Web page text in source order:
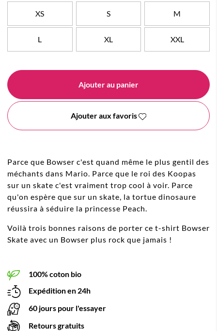
XS S M
L XL XXL
Ajouter au panier
Ajouter aux favoris
Parce que Bowser c'est quand même le plus gentil des
méchants dans Mario. Parce que le roi des Koopas
sur un skate c'est vraiment trop cool à voir. Parce
qu'on espère que sur un skate, la tortue dinosaure
réussira à séduire la princesse Peach.
Voilà trois bonnes raisons de porter ce t-shirt Bowser
Skate avec un Bowser plus rock que jamais !
100% coton bio
Expédition en 24h
60 jours pour l'essayer
Retours gratuits